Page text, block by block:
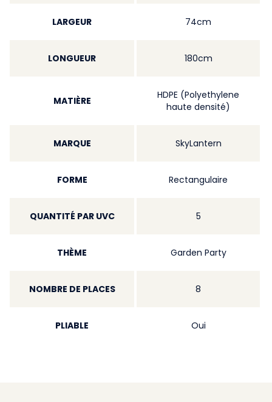
LARGEUR 74cm
LONGUEUR 180cm
MATIÈRE
HDPE (Polyethylene
haute densité)
MARQUE SkyLantern
FORME Rectangulaire
QUANTITÉ PAR UVC 5
THÈME Garden Party
NOMBRE DE PLACES 8
PLIABLE Oui